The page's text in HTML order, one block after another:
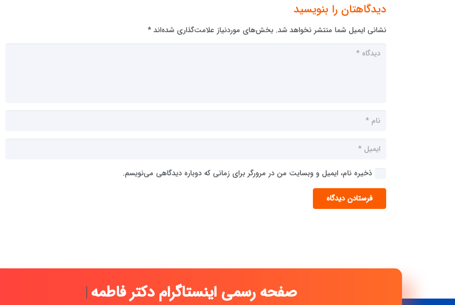
دیدگاهتان را بنویسید
نشانی ایمیل شما منتشر نخواهد شد. بخش‌های موردنیاز علامت‌گذاری شده‌اند*
ذخیره نام، ایمیل و وبسایت من در مرورگر برای زمانی که دوباره دیدگاهی می‌نویسم.
فرستادن دیدگاه
صفحه رسمی اینستاگرام دکتر فاطمه حیدری ...